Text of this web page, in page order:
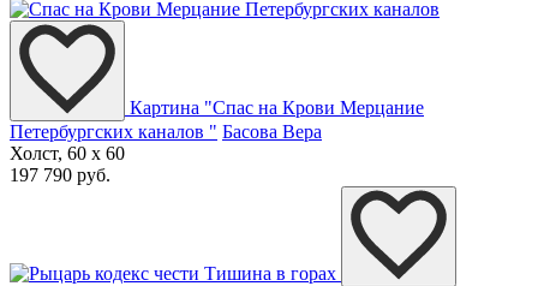
Картина "Спас на Крови Мерцание
Петербургских каналов " Басова Вера
Холст, 60 x 60
197 790 руб.